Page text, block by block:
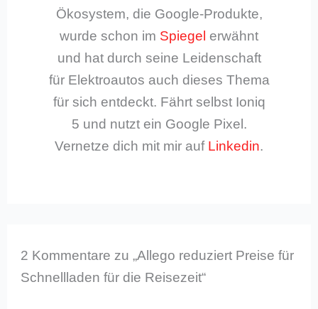
Ökosystem, die Google-Produkte,
wurde schon im Spiegel erwähnt
und hat durch seine Leidenschaft
für Elektroautos auch dieses Thema
für sich entdeckt. Fährt selbst Ioniq
5 und nutzt ein Google Pixel.
Vernetze dich mit mir auf Linkedin.
2 Kommentare zu „Allego reduziert Preise für
Schnellladen für die Reisezeit“